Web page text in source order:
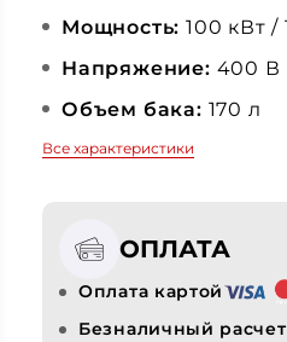
Мощность: 100 кВт /
Напряжение: 400 В
Объем бака: 170 л
Все характеристики
ОПЛАТА
Оплата картой
Безналичный расчет